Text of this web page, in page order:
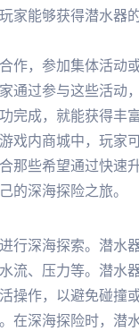
家能够获得潜水器
作，参加集体活动
通过参与这些活动
成，就能获得丰
戏内商城中，玩家
些希望通过快速
的深海探险之旅。
行深海探索。潜水
流、压力等。潜水
操作，以避免碰撞或
在深海探险时，潜